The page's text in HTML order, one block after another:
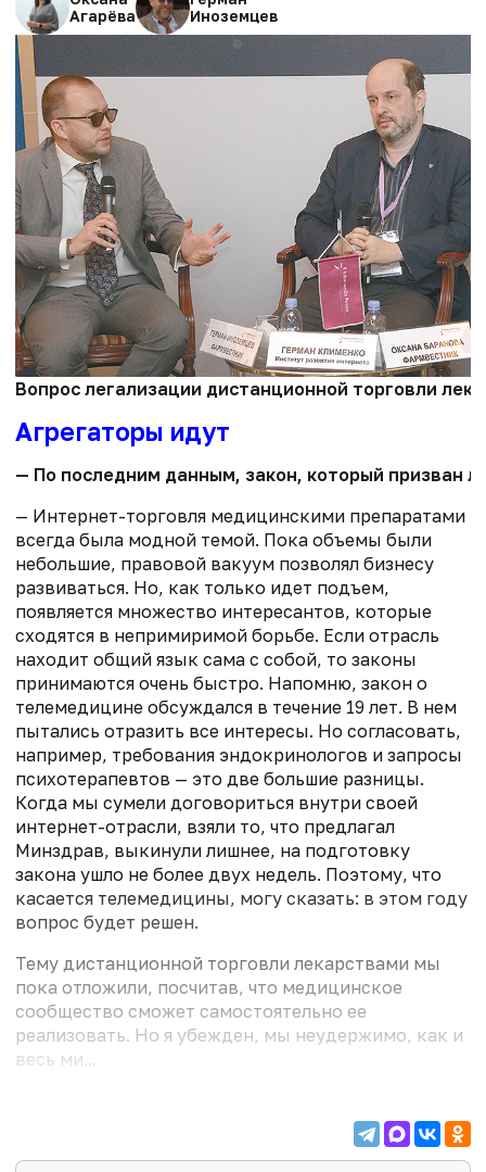
Агарёва
Иноземцев
Вопрос легализации дистанционной торговли
Агрегаторы идут
— По последним данным, закон, который призван
— Интернет-торговля медицинскими препаратами
всегда была модной темой. Пока объемы были
небольшие, правовой вакуум позволял бизнесу
развиваться. Но, как только идет подъем,
появляется множество интересантов, которые
сходятся в непримиримой борьбе. Если отрасль
находит общий язык сама с собой, то законы
принимаются очень быстро. Напомню, закон о
телемедицине обсуждался в течение 19 лет. В нем
пытались отразить все интересы. Но согласовать,
например, требования эндокринологов и запросы
психотерапевтов — это две большие разницы.
Когда мы сумели договориться внутри своей
интернет-отрасли, взяли то, что предлагал
Минздрав, выкинули лишнее, на подготовку
закона ушло не более двух недель. Поэтому, что
касается телемедицины, могу сказать: в этом году
вопрос будет решен.
Тему дистанционной торговли лекарствами мы
пока отложили, посчитав, что медицинское
сообщество сможет самостоятельно ее
реализовать. Но я убежден, мы неудержимо, как и
весь ми...